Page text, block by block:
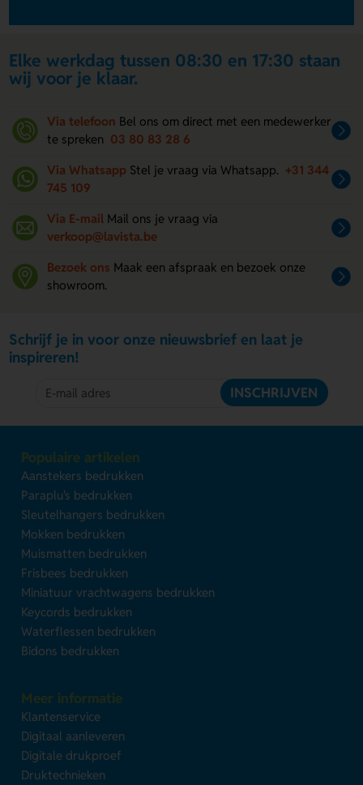
Elke werkdag tussen 08:30 en 17:30 staan
wij voor je klaar.
Via telefoon Bel ons om direct met een medewerker
te spreken 03 80 83 28 6
Via Whatsapp Stel je vraag via Whatsapp. +31 344
745 109
Via E-mail Mail ons je vraag via
verkoop@lavista.be
Bezoek ons Maak een afspraak en bezoek onze
showroom.
Schrijf je in voor onze nieuwsbrief en laat je
inspireren!
INSCHRIJVEN
Populaire artikelen
Aanstekers bedrukken
Paraplu's bedrukken
Sleutelhangers bedrukken
Mokken bedrukken
Muismatten bedrukken
Frisbees bedrukken
Miniatuur vrachtwagens bedrukken
Keycords bedrukken
Waterflessen bedrukken
Bidons bedrukken
Meer informatie
Klantenservice
Digitaal aanleveren
Digitale drukproef
Druktechnieken